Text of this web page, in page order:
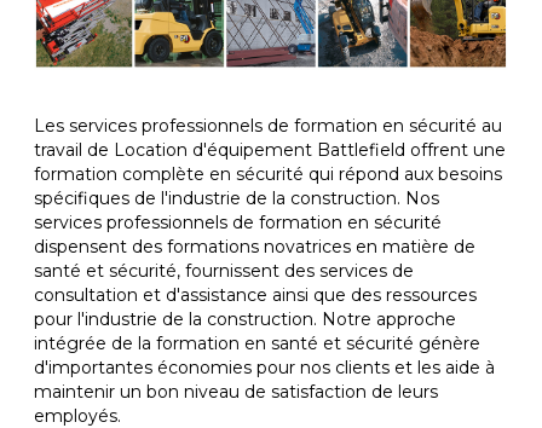
Les services professionnels de formation en sécurité au
travail de Location d'équipement Battlefield offrent une
formation complète en sécurité qui répond aux besoins
spécifiques de l'industrie de la construction. Nos
services professionnels de formation en sécurité
dispensent des formations novatrices en matière de
santé et sécurité, fournissent des services de
consultation et d'assistance ainsi que des ressources
pour l'industrie de la construction. Notre approche
intégrée de la formation en santé et sécurité génère
d'importantes économies pour nos clients et les aide à
maintenir un bon niveau de satisfaction de leurs
employés.